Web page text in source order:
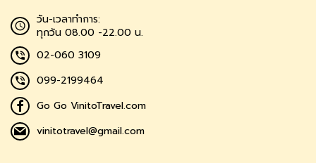
วัน-เวลาทำการ:
ทุกวัน 08.00 -22.00 น.
02-060 3109
099-2199464
Go Go VinitoTravel.com
vinitotravel@gmail.com